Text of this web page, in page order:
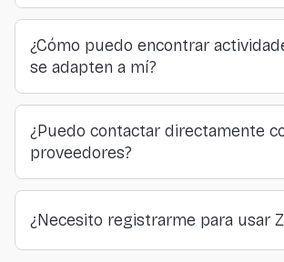
proveedores. Todo lo que pagas llega
quienes organizan las actividades.
¿Cómo puedo encontrar
se adapten a mí?
hacer nuestro formulario y descubrir tu
ideal.
¿Puedo contactar directamente
proveedores?
transparente entre viajeros y quienes
¿Necesito registrarme para usar